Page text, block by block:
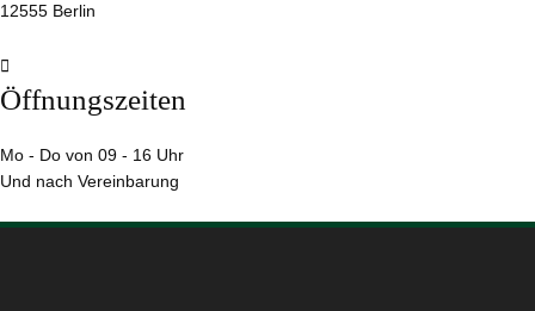
12555 Berlin

Öffnungszeiten
Mo - Do von 09 - 16 Uhr
Und nach Vereinbarung